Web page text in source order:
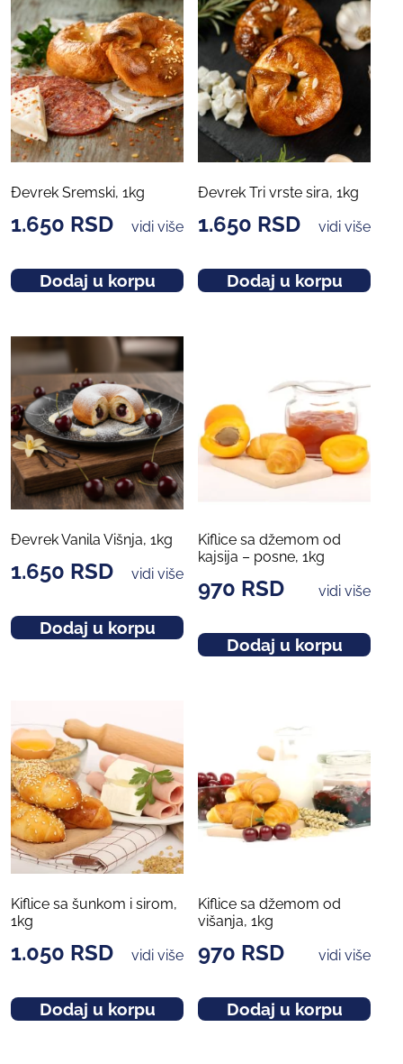
Đevrek Sremski, 1kg
1.650 RSD vidi više
Dodaj u korpu
Đevrek Tri vrste sira, 1kg
1.650 RSD vidi više
Dodaj u korpu
Đevrek Vanila Višnja, 1kg
1.650 RSD vidi više
Dodaj u korpu
Kiflice sa džemom od
kajsija – posne, 1kg
970 RSD vidi više
Dodaj u korpu
Kiflice sa šunkom i sirom,
1kg
1.050 RSD vidi više
Dodaj u korpu
Kiflice sa džemom od
višanja, 1kg
970 RSD vidi više
Dodaj u korpu